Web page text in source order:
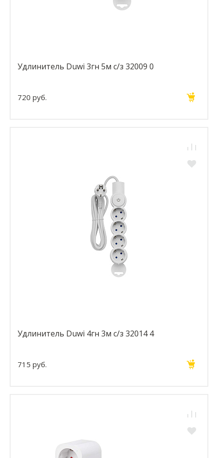
Удлинитель Duwi 3гн 5м с/з 32009 0
720 руб.
Удлинитель Duwi 4гн 3м с/з 32014 4
715 руб.